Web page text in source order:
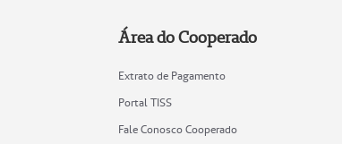
Área do Cooperado
Extrato de Pagamento
Portal TISS
Fale Conosco Cooperado